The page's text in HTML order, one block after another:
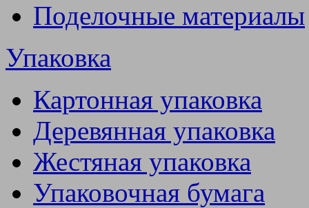
Поделочные материалы
Упаковка
Картонная упаковка
Деревянная упаковка
Жестяная упаковка
Упаковочная бумага